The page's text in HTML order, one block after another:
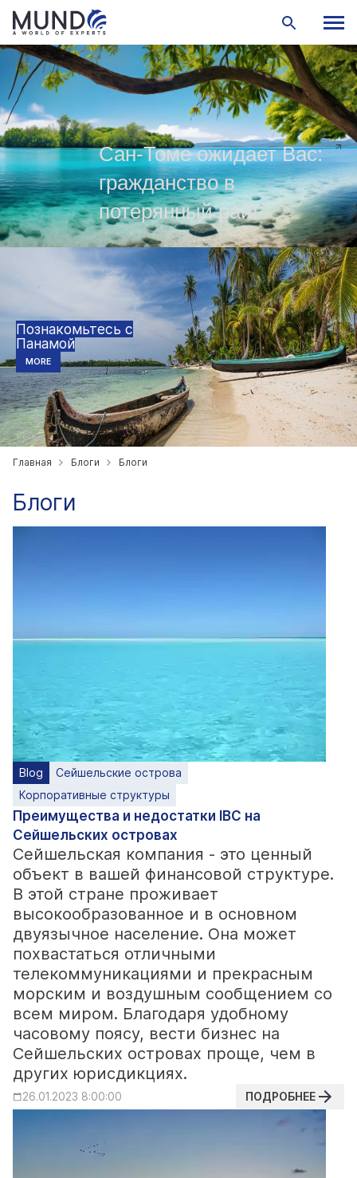
Сан-Томе ожидает Вас:
гражданство в
потерянный рай!
Познакомьтесь с
Панамой
MORE
Главная Блоги Блоги
Блоги
Blog
Сейшельские острова
Корпоративные структуры
Преимущества и недостатки IBC на
Сейшельских островах
Сейшельская компания - это ценный
объект в вашей финансовой структуре.
В этой стране проживает
высокообразованное и в основном
двуязычное население. Она может
похвастаться отличными
телекоммуникациями и прекрасным
морским и воздушным сообщением со
всем миром. Благодаря удобному
часовому поясу, вести бизнес на
Сейшельских островах проще, чем в
других юрисдикциях.
26.01.2023 8:00:00 ПОДРОБНЕЕ